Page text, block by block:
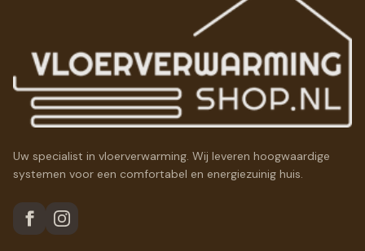
Uw specialist in vloerverwarming. Wij leveren hoogwaardige
systemen voor een comfortabel en energiezuinig huis.